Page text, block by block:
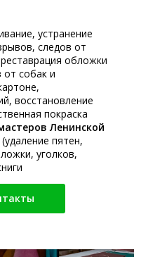
устранение
следов от
обложки
от собак и
восстановление
покраска
Ленинской
пятен,
уголков,